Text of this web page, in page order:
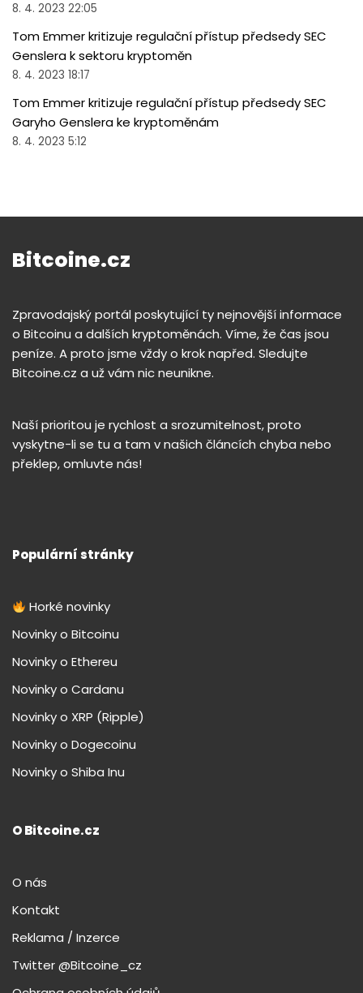
8. 4. 2023 22:05
Tom Emmer kritizuje regulační přístup předsedy SEC
Genslera k sektoru kryptoměn
8. 4. 2023 18:17
Tom Emmer kritizuje regulační přístup předsedy SEC
Garyho Genslera ke kryptoměnám
8. 4. 2023 5:12
Bitcoine.cz
Zpravodajský portál poskytující ty nejnovější informace
o Bitcoinu a dalších kryptoměnách. Víme, že čas jsou
peníze. A proto jsme vždy o krok napřed. Sledujte
Bitcoine.cz a už vám nic neunikne.
Naší prioritou je rychlost a srozumitelnost, proto
vyskytne-li se tu a tam v našich článcích chyba nebo
překlep, omluvte nás!
Populární stránky
Horké novinky
Novinky o Bitcoinu
Novinky o Ethereu
Novinky o Cardanu
Novinky o XRP (Ripple)
Novinky o Dogecoinu
Novinky o Shiba Inu
O Bitcoine.cz
O nás
Kontakt
Reklama / Inzerce
Twitter @Bitcoine_cz